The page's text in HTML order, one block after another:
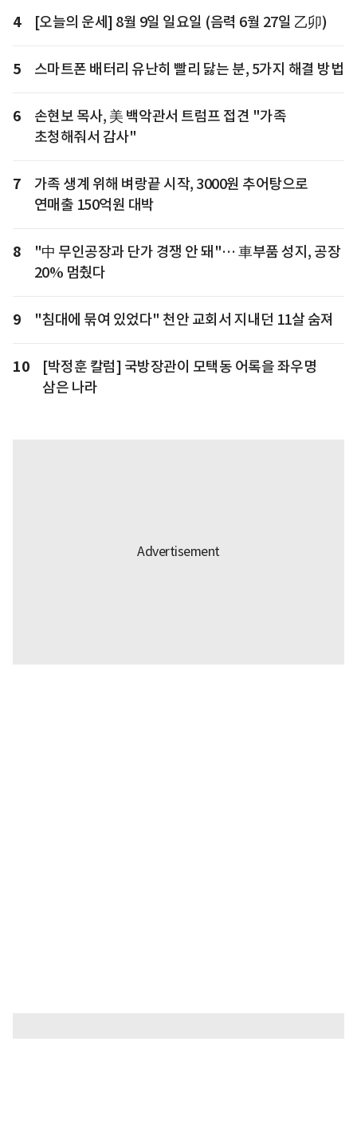
4 [오늘의 운세] 8월 9일 일요일 (음력 6월 27일 乙卯)
5 스마트폰 배터리 유난히 빨리 닳는 분, 5가지 해결 방법
6
손현보 목사, 美 백악관서 트럼프 접견 "가족
초청해줘서 감사"
7
가족 생계 위해 벼랑끝 시작, 3000원 추어탕으로
연매출 150억원 대박
8
"中 무인공장과 단가 경쟁 안 돼"… 車부품 성지, 공장
20% 멈췄다
9 "침대에 묶여 있었다" 천안 교회서 지내던 11살 숨져
10
[박정훈 칼럼] 국방장관이 모택동 어록을 좌우명
삼은 나라